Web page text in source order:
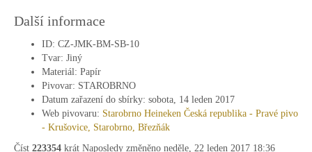
Další informace
ID: CZ-JMK-BM-SB-10
Tvar: Jiný
Materiál: Papír
Pivovar: STAROBRNO
Datum zařazení do sbírky: sobota, 14 leden 2017
Web pivovaru: Starobrno Heineken Česká republika - Pravé pivo
- Krušovice, Starobrno, Březňák
Číst 223354 krát Naposledy změněno neděle, 22 leden 2017 18:36